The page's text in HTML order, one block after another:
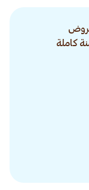
كاملة